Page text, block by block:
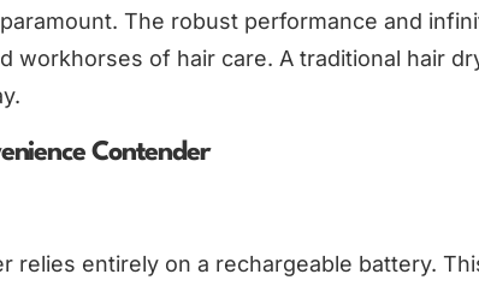
The robust performance and
workhorses of hair care. A traditional hair
Contender
relies entirely on a rechargeable battery.